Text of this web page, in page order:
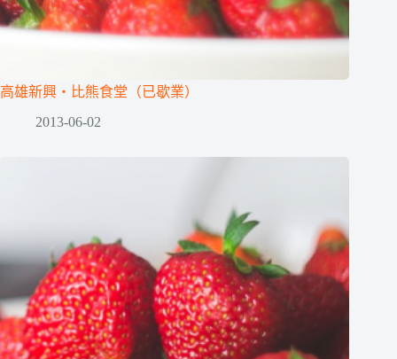
高雄新興‧比熊食堂（已歇業）
2013-06-02